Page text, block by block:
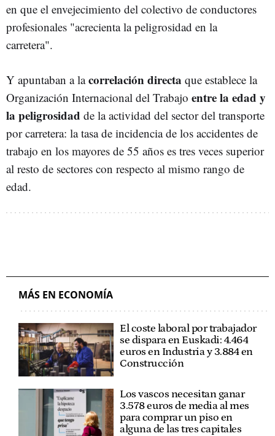
en que el envejecimiento del colectivo de conductores
profesionales "acrecienta la peligrosidad en la
carretera".
Y apuntaban a lacorrelación directa que establece la
Organización Internacional del Trabajo entre la edad y
la peligrosidad de la actividad del sector del transporte
por carretera: la tasa de incidencia de los accidentes de
trabajo en los mayores de 55 años es tres veces superior
al resto de sectores con respecto al mismo rango de
edad.
MÁS EN ECONOMÍA
El coste laboral por trabajador
se dispara en Euskadi: 4.464
euros en Industria y 3.884 en
Construcción
Los vascos necesitan ganar
3.578 euros de media al mes
para comprar un piso en
alguna de las tres capitales